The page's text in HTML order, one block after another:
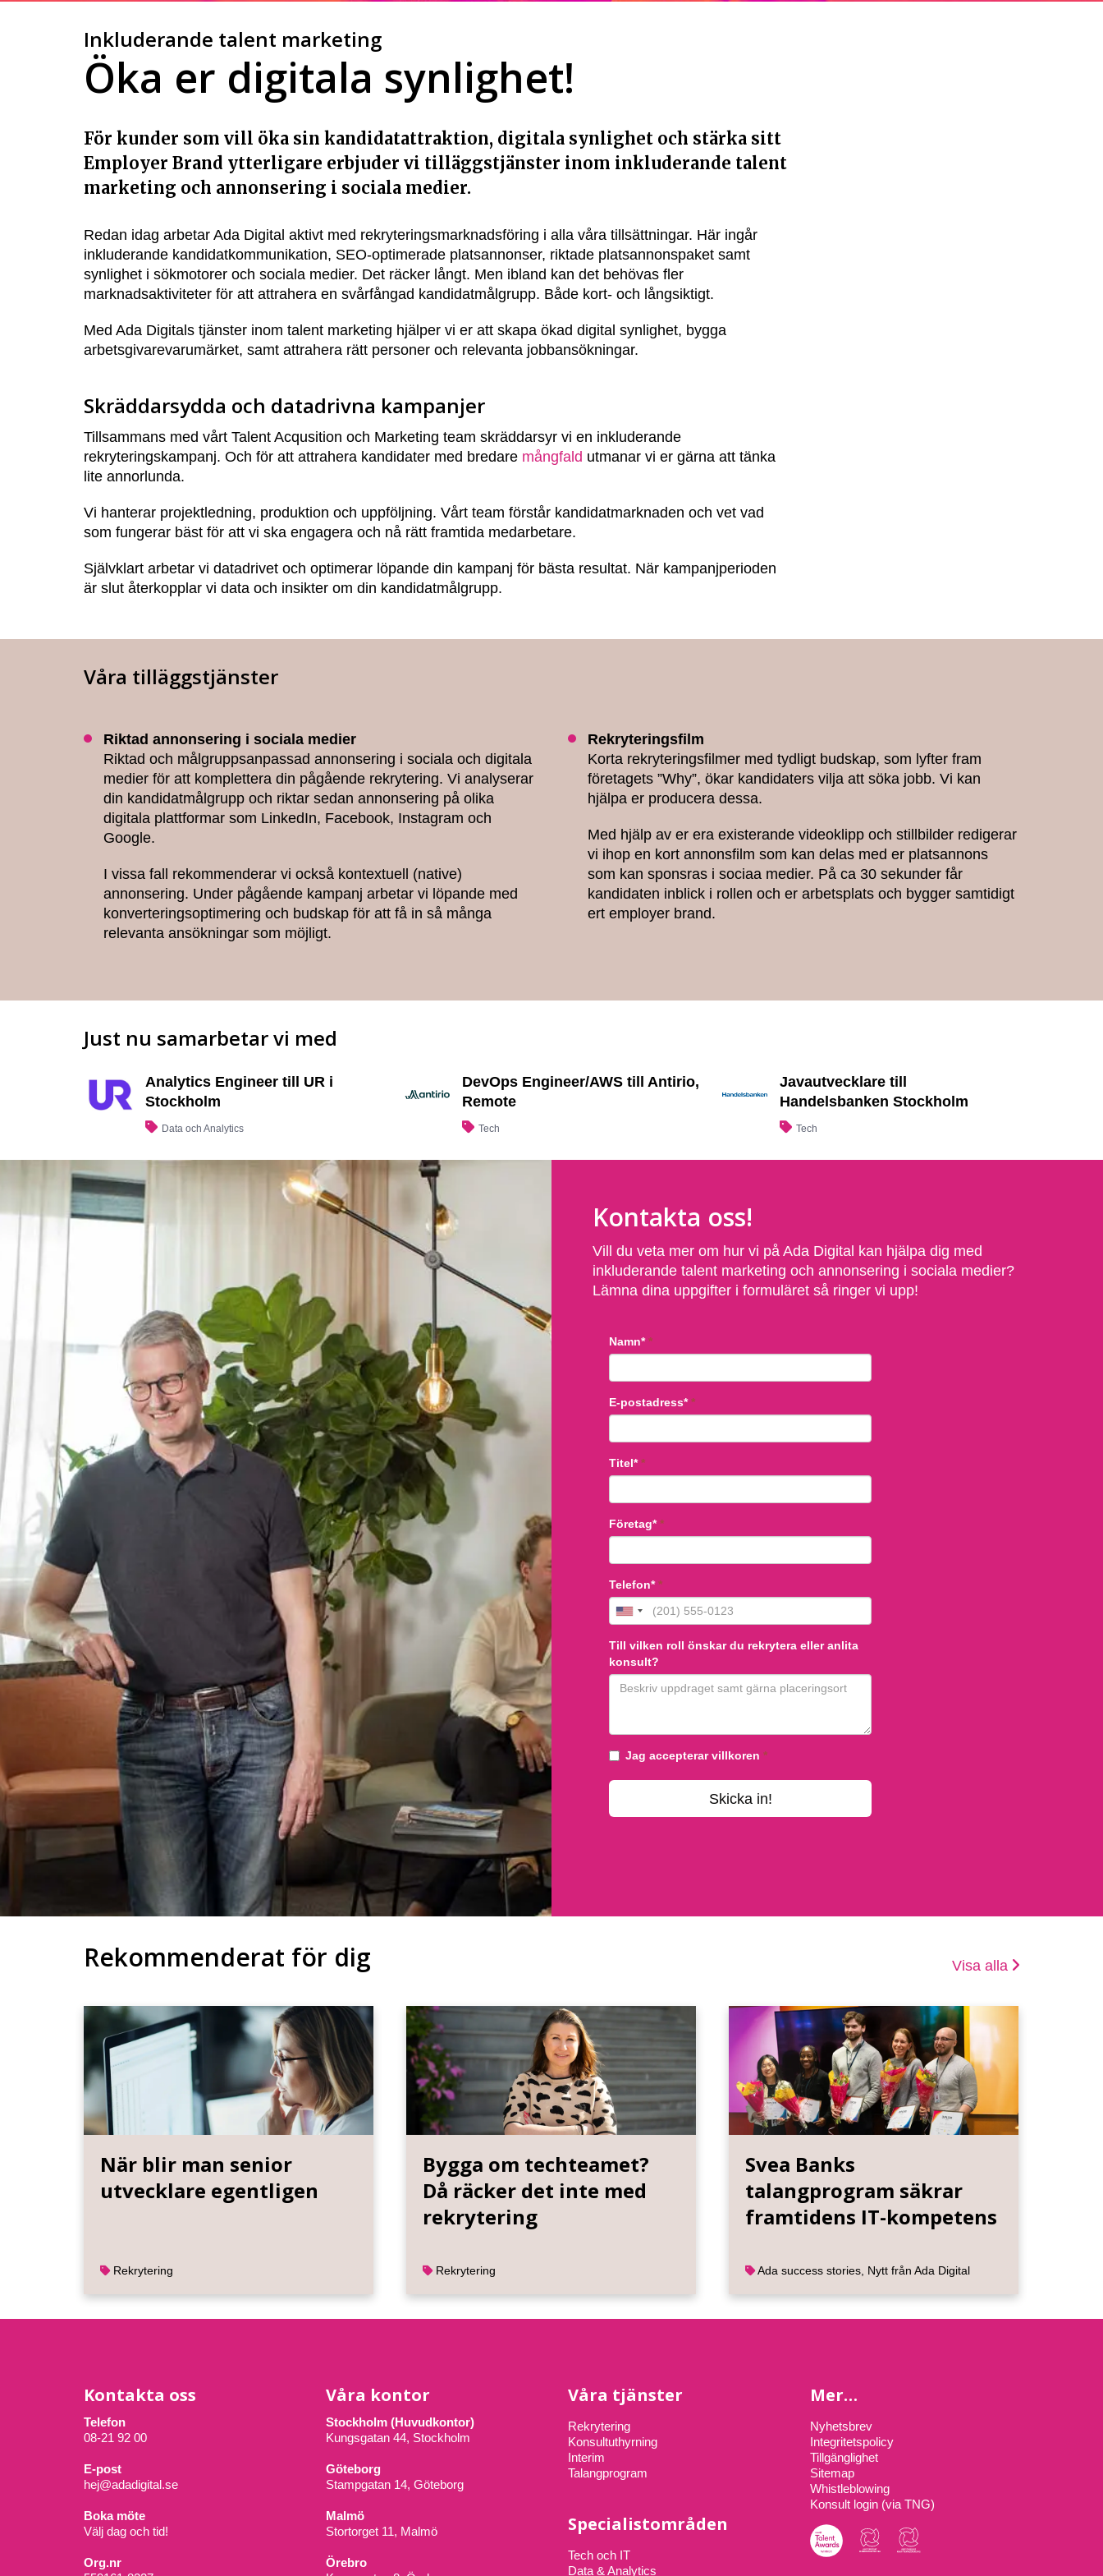
Inkluderande talent marketing
Öka er digitala synlighet!
För kunder som vill öka sin kandidatattraktion, digitala synlighet och stärka sitt
Employer Brand ytterligare erbjuder vi tilläggstjänster inom inkluderande talent
marketing och annonsering i sociala medier.
Redan idag arbetar Ada Digital aktivt med rekryteringsmarknadsföring i alla våra tillsättningar. Här ingår
inkluderande kandidatkommunikation, SEO-optimerade platsannonser, riktade platsannonspaket samt
synlighet i sökmotorer och sociala medier. Det räcker långt. Men ibland kan det behövas fler
marknadsaktiviteter för att attrahera en svårfångad kandidatmålgrupp. Både kort- och långsiktigt.
Med Ada Digitals tjänster inom talent marketing hjälper vi er att skapa ökad digital synlighet, bygga
arbetsgivarevarumärket, samt attrahera rätt personer och relevanta jobbansökningar.
Skräddarsydda och datadrivna kampanjer
Tillsammans med vårt Talent Acqusition och Marketing team skräddarsyr vi en inkluderande
rekryteringskampanj. Och för att attrahera kandidater med bredare mångfald utmanar vi er gärna att tänka
lite annorlunda.
Vi hanterar projektledning, produktion och uppföljning. Vårt team förstår kandidatmarknaden och vet vad
som fungerar bäst för att vi ska engagera och nå rätt framtida medarbetare.
Självklart arbetar vi datadrivet och optimerar löpande din kampanj för bästa resultat. När kampanjperioden
är slut återkopplar vi data och insikter om din kandidatmålgrupp.
Våra tilläggstjänster
Riktad annonsering i sociala medier
Riktad och målgruppsanpassad annonsering i sociala och digitala
medier för att komplettera din pågående rekrytering. Vi analyserar
din kandidatmålgrupp och riktar sedan annonsering på olika
digitala plattformar som LinkedIn, Facebook, Instagram och
Google.
I vissa fall rekommenderar vi också kontextuell (native)
annonsering. Under pågående kampanj arbetar vi löpande med
konverteringsoptimering och budskap för att få in så många
relevanta ansökningar som möjligt.
Rekryteringsfilm
Korta rekryteringsfilmer med tydligt budskap, som lyfter fram
företagets ”Why”, ökar kandidaters vilja att söka jobb. Vi kan
hjälpa er producera dessa.
Med hjälp av er era existerande videoklipp och stillbilder redigerar
vi ihop en kort annonsfilm som kan delas med er platsannons
som kan sponsras i sociaa medier. På ca 30 sekunder får
kandidaten inblick i rollen och er arbetsplats och bygger samtidigt
ert employer brand.
Just nu samarbetar vi med
Analytics Engineer till UR i
Stockholm
Data och Analytics
DevOps Engineer/AWS till Antirio,
Remote
Tech
Javautvecklare till
Handelsbanken Stockholm
Tech
Kontakta oss!
Vill du veta mer om hur vi på Ada Digital kan hjälpa dig med
inkluderande talent marketing och annonsering i sociala medier?
Lämna dina uppgifter i formuläret så ringer vi upp!
Rekommenderat för dig Visa alla
När blir man senior
utvecklare egentligen
Rekrytering
Bygga om techteamet?
Då räcker det inte med
rekrytering
Rekrytering
Svea Banks
talangprogram säkrar
framtidens IT-kompetens
Ada success stories, Nytt från Ada Digital
Kontakta oss
Telefon
08-21 92 00
E-post
hej@adadigital.se
Boka möte
Välj dag och tid!
Org.nr
Våra kontor
Stockholm (Huvudkontor)
Kungsgatan 44, Stockholm
Göteborg
Stampgatan 14, Göteborg
Malmö
Stortorget 11, Malmö
Örebro
Våra tjänster
Rekrytering
Konsultuthyrning
Interim
Talangprogram
Specialistområden
Tech och IT
Data & Analytics
Mer…
Nyhetsbrev
Integritetspolicy
Tillgänglighet
Sitemap
Whistleblowing
Konsult login (via TNG)